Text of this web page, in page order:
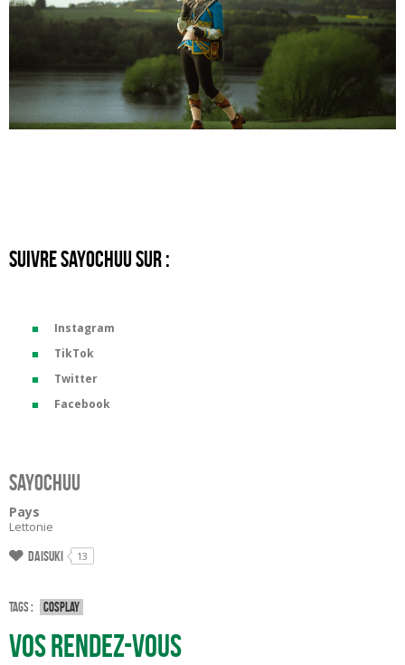
SUIVRE Sayochuu sur :
Instagram
TikTok
Twitter
Facebook
SayoChuu
Pays
Lettonie
Daisuki 13
Tags : Cosplay
Vos rendez-vous